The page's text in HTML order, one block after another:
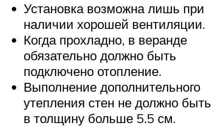
Установка возможна лишь при
наличии хорошей вентиляции.
Когда прохладно, в веранде
обязательно должно быть
подключено отопление.
Выполнение дополнительного
утепления стен не должно быть
в толщину больше 5.5 см.